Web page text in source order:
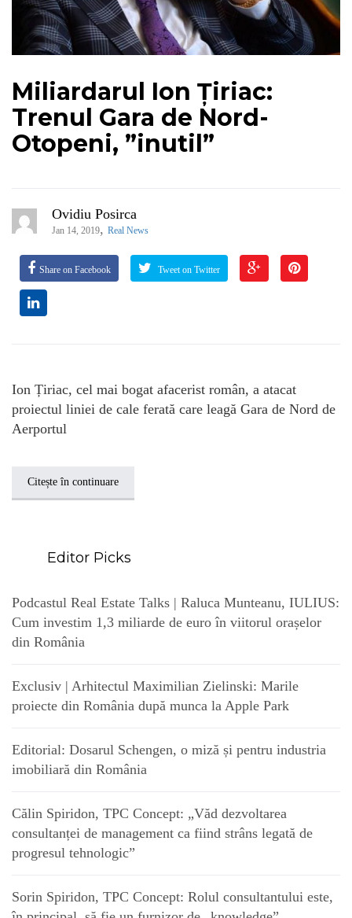
Miliardarul Ion Țiriac:
Trenul Gara de Nord-
Otopeni, ”inutil”
Ovidiu Posirca
Jan 14, 2019, Real News
Share on Facebook Tweet on Twitter
Ion Țiriac, cel mai bogat afacerist român, a atacat
proiectul liniei de cale ferată care leagă Gara de Nord de
Aerportul
Citește în continuare
Editor Picks
Podcastul Real Estate Talks | Raluca Munteanu, IULIUS:
Cum investim 1,3 miliarde de euro în viitorul orașelor
din România
Exclusiv | Arhitectul Maximilian Zielinski: Marile
proiecte din România după munca la Apple Park
Editorial: Dosarul Schengen, o miză și pentru industria
imobiliară din România
Călin Spiridon, TPC Concept: „Văd dezvoltarea
consultanței de management ca fiind strâns legată de
progresul tehnologic”
Sorin Spiridon, TPC Concept: Rolul consultantului este,